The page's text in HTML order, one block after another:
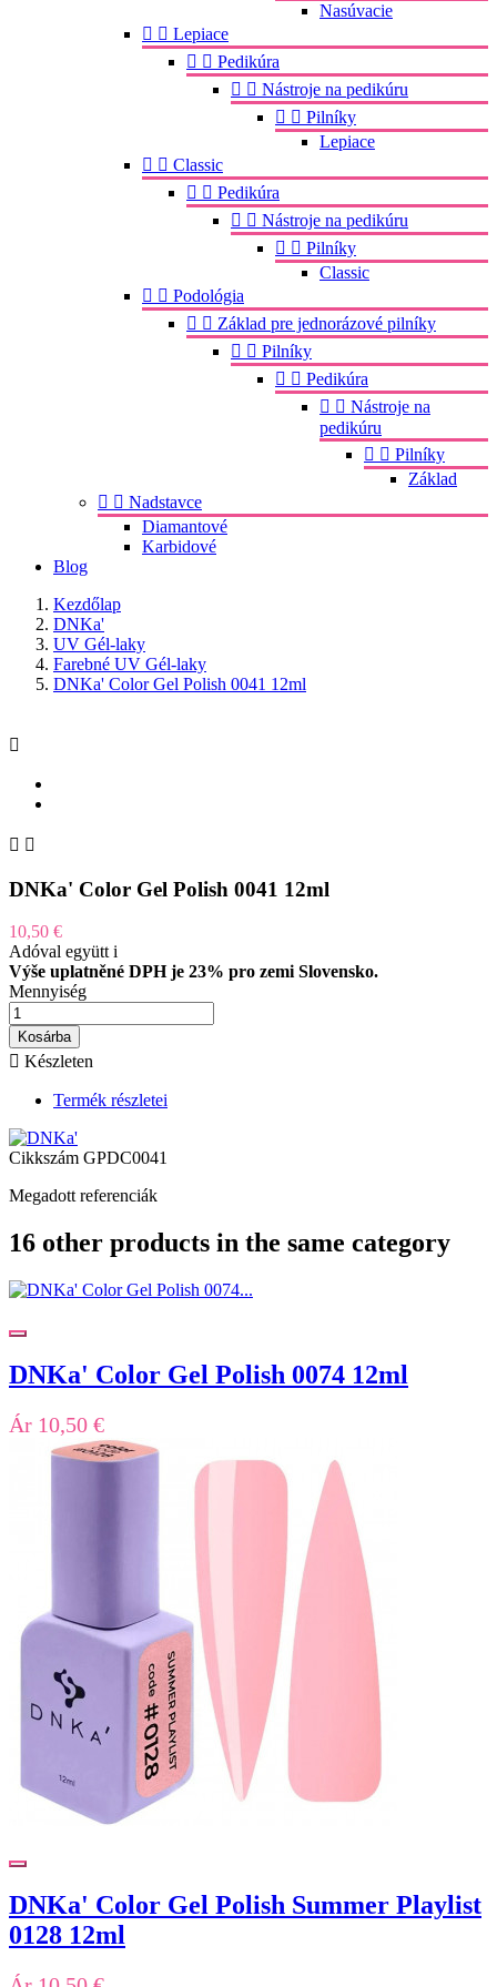
Nasúvacie
  Lepiace
  Pedikúra
  Nástroje na pedikúru
  Pilníky
Lepiace
  Classic
  Pedikúra
  Nástroje na pedikúru
  Pilníky
Classic
  Podológia
  Základ pre jednorázové pilníky
  Pilníky
  Pedikúra
  Nástroje na
pedikúru
  Pilníky
Základ
  Nadstavce
Diamantové
Karbidové
Blog
Kezdőlap
DNKa'
UV Gél-laky
Farebné UV Gél-laky
DNKa' Color Gel Polish 0041 12ml

 
DNKa' Color Gel Polish 0041 12ml
10,50 €
Adóval együtti
Výše uplatněné DPH je 23% pro zemi Slovensko.
Mennyiség
Kosárba
 Készleten
Termék részletei
Cikkszám GPDC0041
Megadott referenciák
16 other products in the same category
DNKa' Color Gel Polish 0074 12ml
Ár 10,50 €
DNKa' Color Gel Polish Summer Playlist
0128 12ml